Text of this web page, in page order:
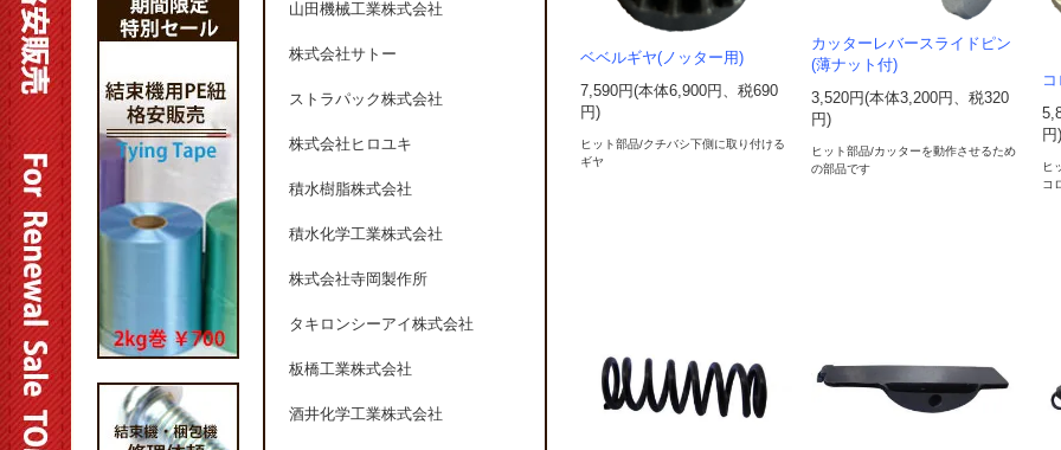
ベベルギヤ(ノッター用)
7,590円(本体6,900円、税690
円)
ヒット部品/クチバシ下側に取り付ける
ギヤ
カッターレバースライドピン
(薄ナット付)
3,520円(本体3,200円、税320
円)
ヒット部品/カッターを動作させるため
の部品です
円)
ヒ
コ
山田機械工業株式会社
株式会社サトー
ストラパック株式会社
株式会社ヒロユキ
積水樹脂株式会社
積水化学工業株式会社
株式会社寺岡製作所
タキロンシーアイ株式会社
板橋工業株式会社
酒井化学工業株式会社